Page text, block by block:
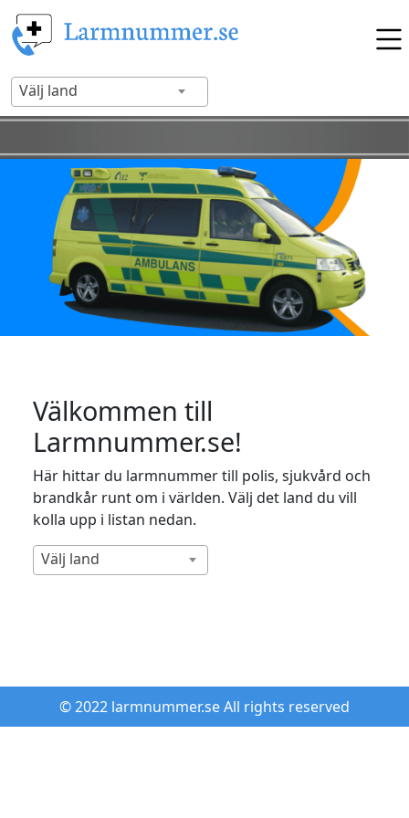
Välj land
Välkommen till
Larmnummer.se!
Här hittar du larmnummer till polis, sjukvård och
brandkår runt om i världen. Välj det land du vill
kolla upp i listan nedan.
Välj land
© 2022 larmnummer.se All rights reserved